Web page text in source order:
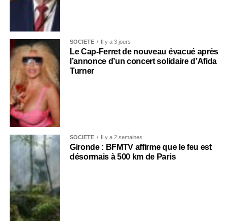
SOCIÉTÉ Il y a 3 jours
Le Cap-Ferret de nouveau évacué après
l’annonce d’un concert solidaire d’Afida
Turner
SOCIÉTÉ Il y a 2 semaines
Gironde : BFMTV affirme que le feu est
désormais à 500 km de Paris